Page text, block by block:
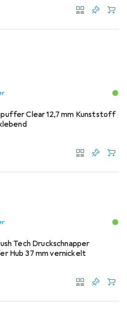
Clear 12,7 mm Kunststoff
Tech Druckschnapper
Hub 37 mm vernickelt